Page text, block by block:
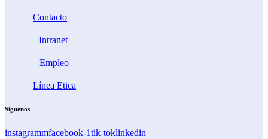
Contacto
Intranet
Empleo
Línea Etica
Síguenos
instagrammfacebook-1tik-toklinkedin